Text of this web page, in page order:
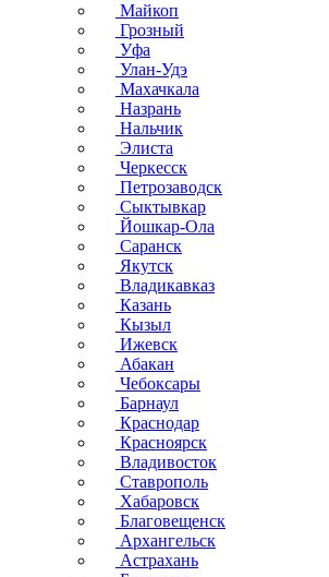
Майкоп
Грозный
Уфа
Улан-Удэ
Махачкала
Назрань
Нальчик
Элиста
Черкесск
Петрозаводск
Сыктывкар
Йошкар-Ола
Саранск
Якутск
Владикавказ
Казань
Кызыл
Ижевск
Абакан
Чебоксары
Барнаул
Краснодар
Красноярск
Владивосток
Ставрополь
Хабаровск
Благовещенск
Архангельск
Астрахань